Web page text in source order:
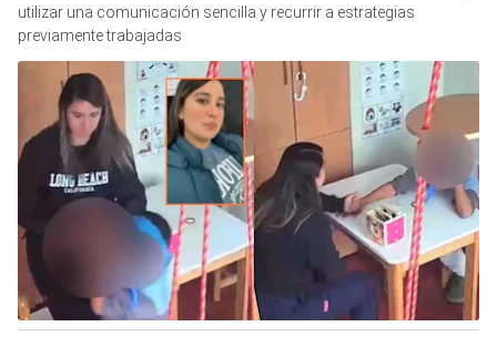
utilizar una comunicación sencilla y recurrir a estrategias
previamente trabajadas